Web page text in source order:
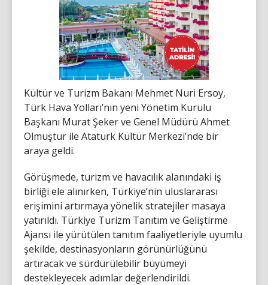
Kültür ve Turizm Bakanı Mehmet Nuri Ersoy,
Türk Hava Yolları’nın yeni Yönetim Kurulu
Başkanı Murat Şeker ve Genel Müdürü Ahmet
Olmuştur ile Atatürk Kültür Merkezi’nde bir
araya geldi.
Görüşmede, turizm ve havacılık alanındaki iş
birliği ele alınırken, Türkiye’nin uluslararası
erişimini artırmaya yönelik stratejiler masaya
yatırıldı. Türkiye Turizm Tanıtım ve Geliştirme
Ajansı ile yürütülen tanıtım faaliyetleriyle uyumlu
şekilde, destinasyonların görünürlüğünü
artıracak ve sürdürülebilir büyümeyi
destekleyecek adımlar değerlendirildi.